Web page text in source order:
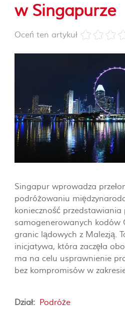
w Singapurze
Oceń ten artykuł
Singapur wprowadza
podróżowaniu
konieczność
samogenerowanych kodów
granic lądowych z Malezją.
inicjatywa, która zaczęła
ma na celu usprawnienie
bez kompromisów w
Dział: Podróże